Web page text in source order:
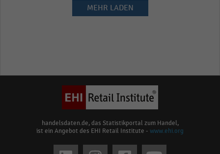
MEHR LADEN
handelsdaten.de, das Statistikportal zum Handel,
ist ein Angebot des EHI Retail Institute - www.ehi.org